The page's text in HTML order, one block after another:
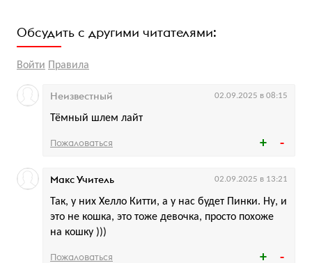
Обсудить с другими читателями:
Войти Правила
Тёмный шлем лайт
Неизвестный 02.09.2025 в 08:15
Пожаловаться
Так, у них Хелло Китти, а у нас будет Пинки. Ну, и
это не кошка, это тоже девочка, просто похоже
на кошку )))
Макс Учитель 02.09.2025 в 13:21
Пожаловаться